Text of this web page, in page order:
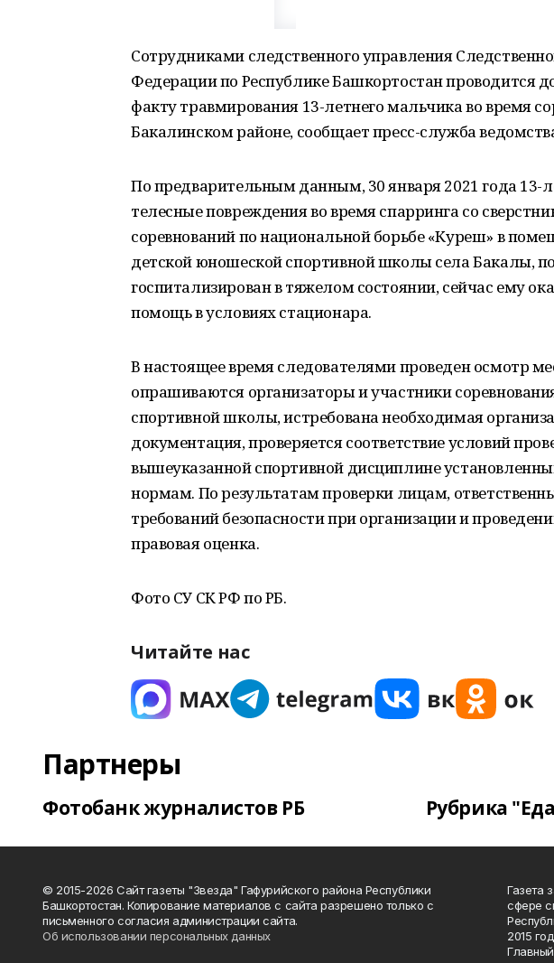
Сотрудниками следственного управления
Федерации по Республике Башкортостан проводится
факту травмирования 13-летнего мальчика во время
Бакалинском районе, сообщает пресс-служба
По предварительным данным, 30 января 2021 года
телесные повреждения во время спарринга со
соревнований по национальной борьбе «Куреш» в
детской юношеской спортивной школы села Бакалы,
госпитализирован в тяжелом состоянии, сейчас ему
помощь в условиях стационара.
В настоящее время следователями проведен осмотр
опрашиваются организаторы и участники
спортивной школы, истребована необходимая
документация, проверяется соответствие условий
вышеуказанной спортивной дисциплине
нормам. По результатам проверки лицам,
требований безопасности при организации и
правовая оценка.
Фото СУ СК РФ по РБ.
Читайте нас
Партнеры
Фотобанк журналистов РБ Рубрика
© 2015-2026 Сайт газеты "Звезда" Гафурийского района Республики
Башкортостан. Копирование материалов с сайта разрешено только с
письменного согласия администрации сайта.
Об использовании персональных данных
Газета
сфере
2015